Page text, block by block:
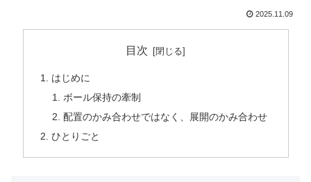
2025.11.09
目次
はじめに
ボール保持の牽制
配置のかみ合わせではなく、展開のかみ合わせ
ひとりごと